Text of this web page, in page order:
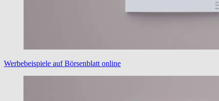
Werbebeispiele auf Börsenblatt online